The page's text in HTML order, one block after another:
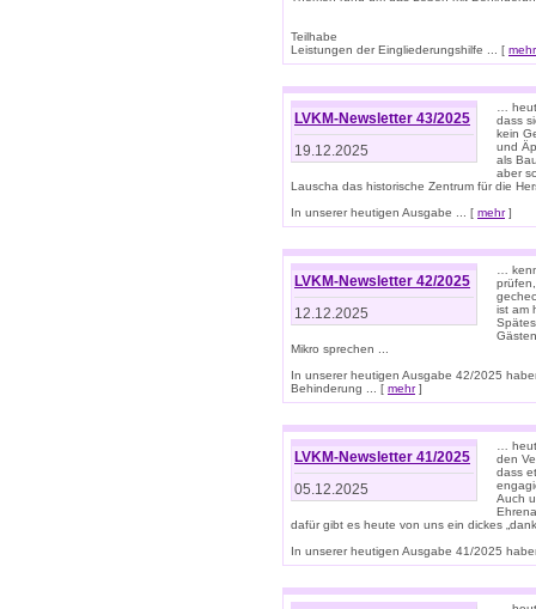
Teilhabe
Leistungen der Eingliederungshilfe ... [ mehr
LVKM-Newsletter 43/2025
19.12.2025
…
dass
kein
und
als
aber
Lauscha das historische Zentrum für die
In unserer heutigen Ausgabe ... [ mehr]
LVKM-Newsletter 42/2025
12.12.2025
…
ist am
Mikro sprechen ...
In unserer heutigen Ausgabe 42/2025
Behinderung ... [ mehr]
LVKM-Newsletter 41/2025
05.12.2025
…
den
dass
Auch
dafür gibt es heute von uns ein dickes
In unserer heutigen Ausgabe 41/2025